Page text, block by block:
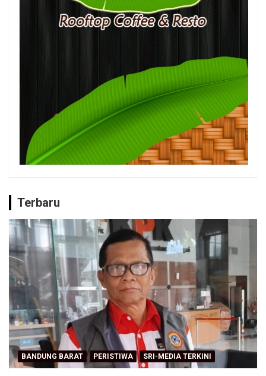
Terbaru
BANDUNG BARAT PERISTIWA SRI-MEDIA TERKINI